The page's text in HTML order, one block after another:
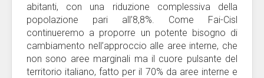
abitanti, con una riduzione complessiva della
popolazione pari all’8,8%. Come Fai-Cisl
continueremo a proporre un potente bisogno di
cambiamento nell’approccio alle aree interne, che
non sono aree marginali ma il cuore pulsante del
territorio italiano, fatto per il 70% da aree interne e